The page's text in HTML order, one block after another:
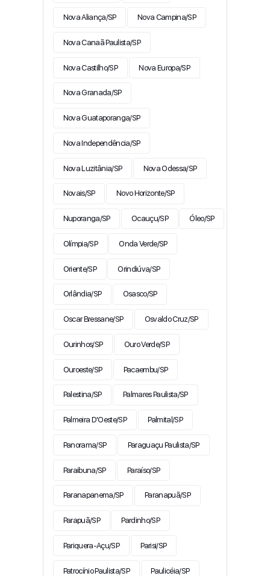
Nova Aliança/SP Nova Campina/SP
Nova Canaã Paulista/SP
Nova Castilho/SP Nova Europa/SP
Nova Granada/SP
Nova Guataporanga/SP
Nova Independência/SP
Nova Luzitânia/SP Nova Odessa/SP
Novais/SP Novo Horizonte/SP
Nuporanga/SP Ocauçu/SP Óleo/SP
Olímpia/SP Onda Verde/SP
Oriente/SP Orindiúva/SP
Orlândia/SP Osasco/SP
Oscar Bressane/SP Osvaldo Cruz/SP
Ourinhos/SP Ouro Verde/SP
Ouroeste/SP Pacaembu/SP
Palestina/SP Palmares Paulista/SP
Palmeira D'Oeste/SP Palmital/SP
Panorama/SP Paraguaçu Paulista/SP
Paraibuna/SP Paraíso/SP
Paranapanema/SP Paranapuã/SP
Parapuã/SP Pardinho/SP
Pariquera-Açu/SP Parisi/SP
Patrocínio Paulista/SP Paulicéia/SP